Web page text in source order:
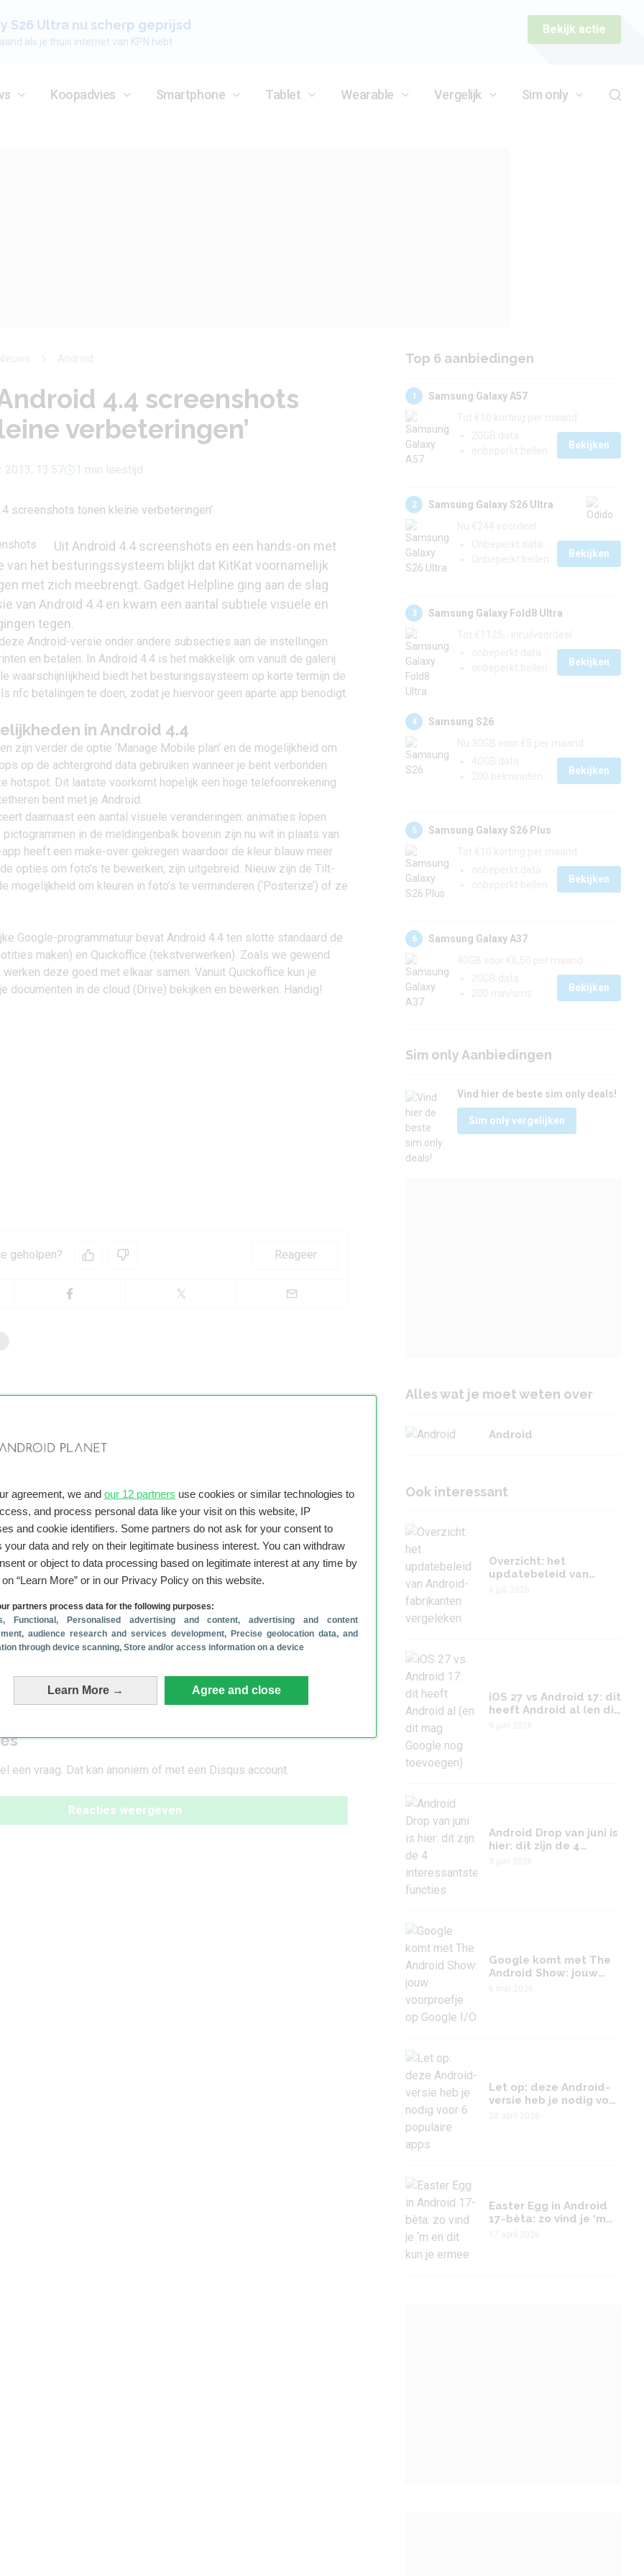
agreement, we and our 12 partners use cookies or similar technologies to
and process personal data like your visit on this website, IP
and cookie identifiers. Some partners do not ask for your consent to
your data and rely on their legitimate business interest. You can withdraw
or object to data processing based on legitimate interest at any time by
“Learn More” or in our Privacy Policy on this website.
partners process data for the following purposes:
, Functional , Personalised advertising and content, advertising and content
audience research and services development, Precise geolocation data, and
through device scanning, Store and/or access information on a device
Learn More → Agree and close
S26 Ultra nu scherp geprijsd
als je thuis internet van KPN hebt
Bekijk actie
Koopadvies Smartphone Tablet Wearable Vergelijk Sim only
4.4 screenshots
verbeteringen’
2013, 13:57 1 min leestijd
Uit Android 4.4 screenshots en een hands-on met
van het besturingssysteem blijkt dat KitKat voornamelijk
met zich meebrengt. Gadget Helpline ging aan de slag
van Android 4.4 en kwam een aantal subtiele visuele en
tegen.
Android-versie onder andere subsecties aan de instellingen
en betalen. In Android 4.4 is het makkelijk om vanuit de galerij
waarschijnlijkheid biedt het besturingssysteem op korte termijn de
nfc betalingen te doen, zodat je hiervoor geen aparte app benodigt.
in Android 4.4
zijn verder de optie ‘Manage Mobile plan’ en de mogelijkheid om
op de achtergrond data gebruiken wanneer je bent verbonden
hotspot. Dit laatste voorkomt hopelijk een hoge telefoonrekening
bent met je Android.
daarnaast een aantal visuele veranderingen: animaties lopen
in de meldingenbalk bovenin zijn nu wit in plaats van
heeft een make-over gekregen waardoor de kleur blauw meer
opties om foto’s te bewerken, zijn uitgebreid. Nieuw zijn de Tilt-
mogelijkheid om kleuren in foto’s te verminderen (‘Posterize’) of ze
Google-programmatuur bevat Android 4.4 ten slotte standaard de
maken) en Quickoffice (tekstverwerken). Zoals we gewend
werken deze goed met elkaar samen. Vanuit Quickoffice kun je
documenten in de cloud (Drive) bekijken en bewerken. Handig!
geholpen? Reageer
van
vergeleken
Android al (en dit mag Google
nog toevoegen)
10 juni 2026
juni is hier: dit
functies
Google, Software
Google komt met The Android
Show: jouw voorproefje op
een vraag. Dat kan anoniem of met een Disqus account.
Reacties weergeven
Top 6 aanbiedingen
1
Samsung Galaxy A57
Bekijken
2
Samsung Galaxy S26 Ultra
Bekijken
3
Samsung Galaxy Fold8 Ultra
Bekijken
4
Samsung S26
Bekijken
5
Samsung Galaxy S26 Plus
Bekijken
6
Samsung Galaxy A37
Bekijken
Sim only Aanbiedingen
Vind hier de beste sim only deals!
Sim only vergelijken
Alles wat je moet weten over
Android
Ook interessant
Overzicht: het
updatebeleid van
iOS 27 vs Android 17: dit
heeft Android al (en dit
Android Drop van juni is
hier: dit zijn de 4
Google komt met The
Android Show: jouw
Let op: deze Android-
versie heb je nodig voor
Easter Egg in Android
17-bèta: zo vind je ‘m